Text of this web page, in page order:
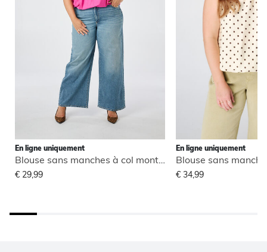
En ligne uniquement
Blouse sans manches à col montant
€ 29,99
En ligne uniquement
€ 34,99